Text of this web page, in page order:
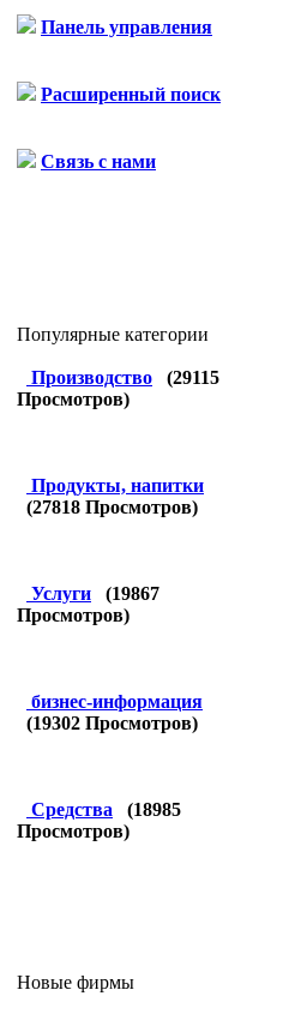
Панель управления
Расширенный поиск
Связь с нами
Популярные категории
Производство (29115
Просмотров)
Продукты, напитки
(27818 Просмотров)
Услуги (19867
Просмотров)
бизнес-информация
(19302 Просмотров)
Средства (18985
Просмотров)
Новые фирмы